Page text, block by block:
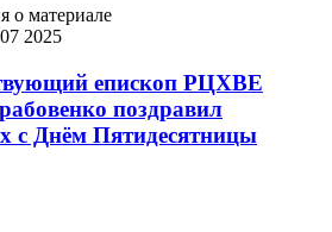
о материале
2025
епископ РЦХВЕ
поздравил
с Днём Пятидесятницы